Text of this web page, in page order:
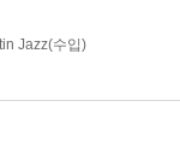
Jazz(수입)